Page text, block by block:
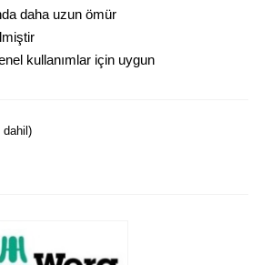
daha uzun ömür
kullanımlar için uygun
dahil)